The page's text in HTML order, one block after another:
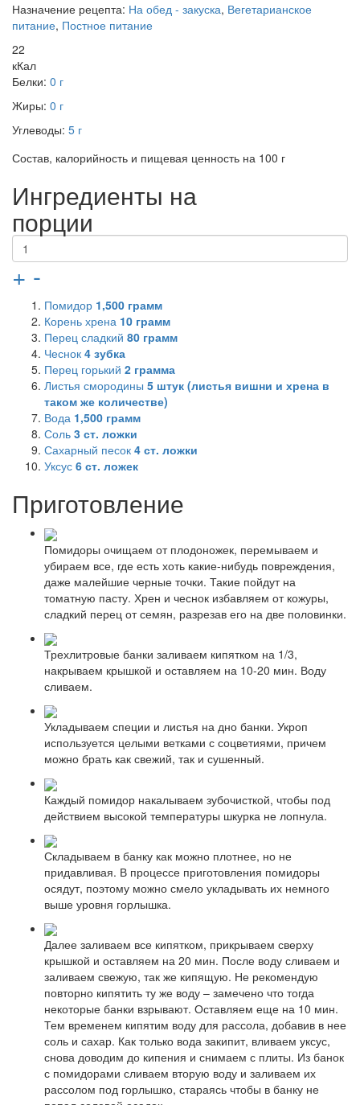
Назначение рецепта: На обед - закуска, Вегетарианское
питание, Постное питание
22
кКал
Белки: 0 г
Жиры: 0 г
Углеводы: 5 г
Состав, калорийность и пищевая ценность на 100 г
Ингредиенты на
порции
+ -
Помидор 1,500 грамм
Корень хрена 10 грамм
Перец сладкий 80 грамм
Чеснок 4 зубка
Перец горький 2 грамма
Листья смородины 5 штук (листья вишни и хрена в
таком же количестве)
Вода 1,500 грамм
Соль 3 ст. ложки
Сахарный песок 4 ст. ложки
Уксус 6 ст. ложек
Приготовление
Помидоры очищаем от плодоножек, перемываем и
убираем все, где есть хоть какие-нибудь повреждения,
даже малейшие черные точки. Такие пойдут на
томатную пасту. Хрен и чеснок избавляем от кожуры,
сладкий перец от семян, разрезав его на две половинки.
Трехлитровые банки заливаем кипятком на 1/3,
накрываем крышкой и оставляем на 10-20 мин. Воду
сливаем.
Укладываем специи и листья на дно банки. Укроп
используется целыми ветками с соцветиями, причем
можно брать как свежий, так и сушенный.
Каждый помидор накалываем зубочисткой, чтобы под
действием высокой температуры шкурка не лопнула.
Складываем в банку как можно плотнее, но не
придавливая. В процессе приготовления помидоры
осядут, поэтому можно смело укладывать их немного
выше уровня горлышка.
Далее заливаем все кипятком, прикрываем сверху
крышкой и оставляем на 20 мин. После воду сливаем и
заливаем свежую, так же кипящую. Не рекомендую
повторно кипятить ту же воду – замечено что тогда
некоторые банки взрывают. Оставляем еще на 10 мин.
Тем временем кипятим воду для рассола, добавив в нее
соль и сахар. Как только вода закипит, вливаем уксус,
снова доводим до кипения и снимаем с плиты. Из банок
с помидорами сливаем вторую воду и заливаем их
рассолом под горлышко, стараясь чтобы в банку не